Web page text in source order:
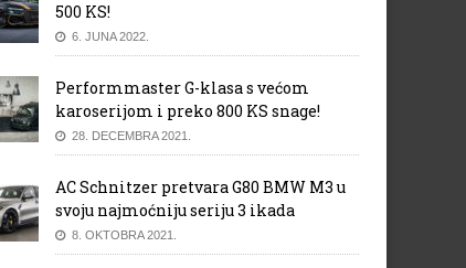
500 KS!
6. JUNA 2022.
Performmaster G-klasa s većom
karoserijom i preko 800 KS snage!
28. DECEMBRA 2021.
AC Schnitzer pretvara G80 BMW M3 u
svoju najmoćniju seriju 3 ikada
8. OKTOBRA 2021.